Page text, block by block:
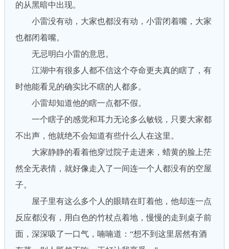
的从黑暗中出现。
小雷没有动，大家也都没有动，小雷闭着嘴，大家
也都闭着嘴。
无忌明白小雷的意思。
江湖中有很多人都不信这个夺命更夫真的瞎了，有
时他能看见的确实比不瞎的人都多。
小雷却知道他的瞎一点都不假。
一个瞎子的感觉和耳力无论多么敏锐，只要大家都
不出声，他就绝不会知道有些什么人在这里。
大家静静的看着他穿过院子走进来，蜡黄的脸上茫
然全无表情，就好像走入了一间连一个人都没有的空屋
子。
屋子里有这么多个人的眼睛在盯着他，他却连一点
反应都没有，用白色的竹杖点着地，慢慢的走到桌子前
面，深深吸了一口气，喃喃道：“想不到这里居然有酒